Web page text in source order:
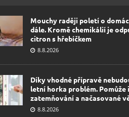
Mouchy raději poletí o
dále. Kromě chemikálií je
citron s hřebíčkem
8.8.2026
Díky vhodné přípravě
letní horka problém. Pomůže i
zatemňování a načasované
8.8.2026